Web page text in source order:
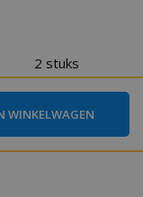
2 stuks